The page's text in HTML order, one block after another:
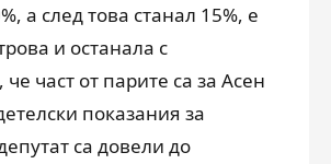
а след това станал 15%, е
и останала с
част от парите са за Асен
показания за
са довели до